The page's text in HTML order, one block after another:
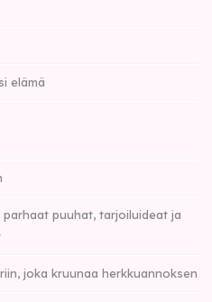
elämä
puuhat, tarjoiluideat ja
joka kruunaa herkkuannoksen